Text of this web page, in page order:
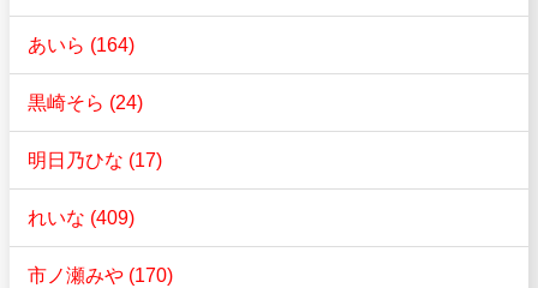
あいら (164)
黒崎そら (24)
明日乃ひな (17)
れいな (409)
市ノ瀬みや (170)